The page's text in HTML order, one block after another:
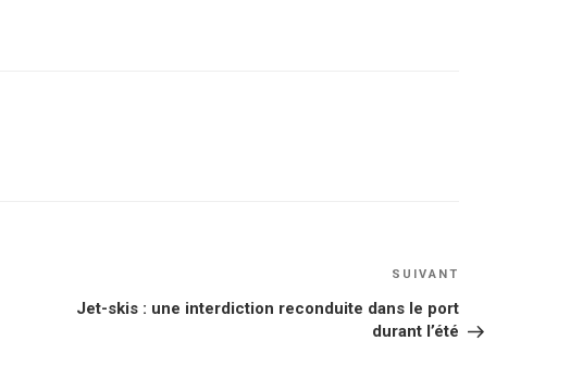
SUIVANT
Jet-skis : une interdiction reconduite dans le port
durant l’été